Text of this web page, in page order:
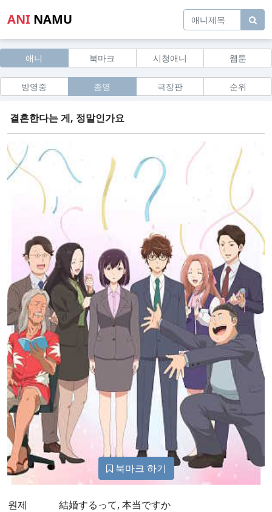
ANI NAMU
애니 북마크 시청애니 웹툰
방영중 종영 극장판 순위
결혼한다는 게, 정말인가요
북마크 하기
원제
結婚するって, 本当ですか